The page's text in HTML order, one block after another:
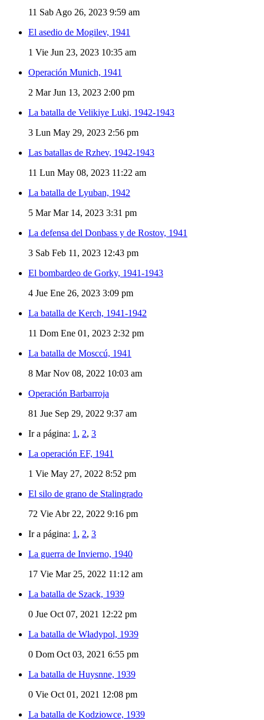
11 Sab Ago 26, 2023 9:59 am
El asedio de Mogilev, 1941
1 Vie Jun 23, 2023 10:35 am
Operación Munich, 1941
2 Mar Jun 13, 2023 2:00 pm
La batalla de Velikiye Luki, 1942-1943
3 Lun May 29, 2023 2:56 pm
Las batallas de Rzhev, 1942-1943
11 Lun May 08, 2023 11:22 am
La batalla de Lyuban, 1942
5 Mar Mar 14, 2023 3:31 pm
La defensa del Donbass y de Rostov, 1941
3 Sab Feb 11, 2023 12:43 pm
El bombardeo de Gorky, 1941-1943
4 Jue Ene 26, 2023 3:09 pm
La batalla de Kerch, 1941-1942
11 Dom Ene 01, 2023 2:32 pm
La batalla de Mosccú, 1941
8 Mar Nov 08, 2022 10:03 am
Operación Barbarroja
81 Jue Sep 29, 2022 9:37 am
Ir a página: 1 , 2, 3
La operación EF, 1941
1 Vie May 27, 2022 8:52 pm
El silo de grano de Stalingrado
72 Vie Abr 22, 2022 9:16 pm
Ir a página: 1 , 2, 3
La guerra de Invierno, 1940
17 Vie Mar 25, 2022 11:12 am
La batalla de Szack, 1939
0 Jue Oct 07, 2021 12:22 pm
La batalla de Władypol, 1939
0 Dom Oct 03, 2021 6:55 pm
La batalla de Huysnne, 1939
0 Vie Oct 01, 2021 12:08 pm
La batalla de Kodziowce, 1939